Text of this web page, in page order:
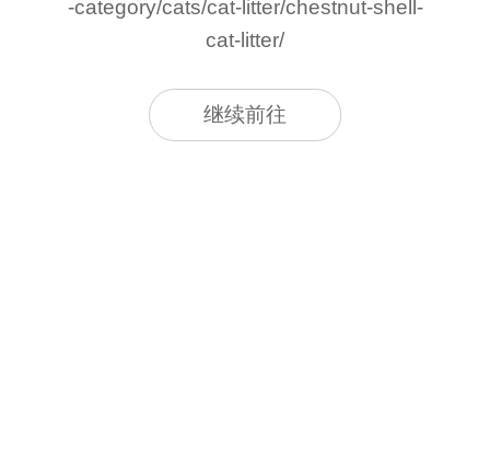
-category/cats/cat-litter/chestnut-shell-
cat-litter/
继续前往